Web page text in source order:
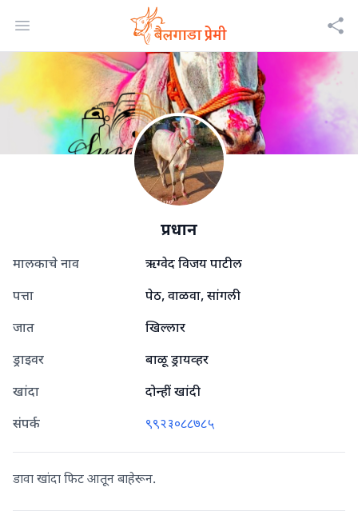
Open menu
प्रधान
मालकाचे नाव
ऋग्वेद विजय पाटील
पत्ता
पेठ, वाळवा, सांगली
जात
खिल्लार
ड्राइवर
बाळू ड्रायव्हर
खांदा
दोन्हीं खांदी
संपर्क
९९२३०८८७८५
डावा खांदा फिट आतून बाहेरून.